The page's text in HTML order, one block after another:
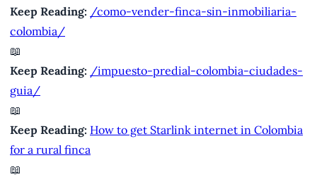
Keep Reading: /como-vender-finca-sin-inmobiliaria-
colombia/
📖
Keep Reading: /impuesto-predial-colombia-ciudades-
guia/
📖
Keep Reading: How to get Starlink internet in Colombia
for a rural finca
📖